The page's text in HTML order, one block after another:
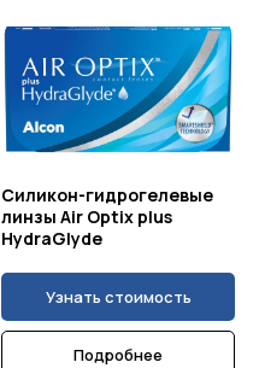
Силикон-гидрогелевые
линзы Air Optix plus
HydraGlyde
Узнать стоимость
Подробнее